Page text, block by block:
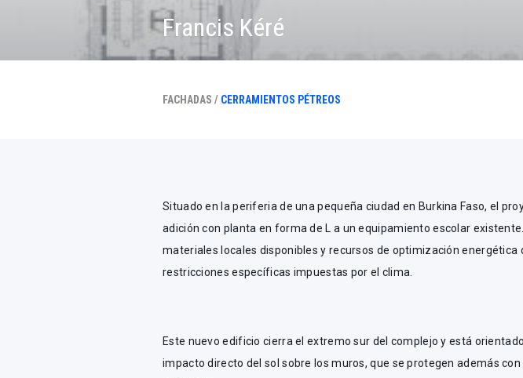
Francis Kéré
FACHADAS / CERRAMIENTOS PÉTREOS
Situado en la periferia de una pequeña ciudad en Burkina Faso, el
adición con planta en forma de L a un equipamiento escolar
materiales locales disponibles y recursos de optimización energética
restricciones específicas impuestas por el clima.
Este nuevo edificio cierra el extremo sur del complejo y está
impacto directo del sol sobre los muros, que se protegen además